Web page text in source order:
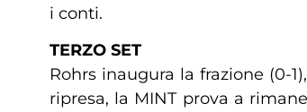
i conti.
TERZO SET
Rohrs inaugura la frazione (0-
ripresa, la MINT prova a